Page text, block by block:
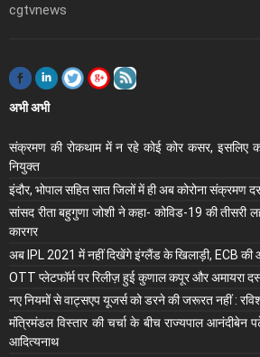
cgtvnews
अभी अभी
संक्रमण की रोकथाम में न रहे कोई कोर कसर, इसलिए
नियुक्‍त
इंदौर, भोपाल सहित सात जिलों में ही अब कोरोना संक्रमण
सांसद रीता बहुगुणा जोशी ने कहा- कोविड-19 की
कारगर
अब IPL 2021 में नहीं दिखेंगे इंग्लैंड के खिलाड़ी, ECB
OTT प्लेटफॉर्म पर रिलीज़ हुई कुणाल कपूर और अमायरा
नए नियमों से वाट्सएप यूजर्स को डरने की जरूरत नहीं :
मंंत्रिमंडल विस्तार की चर्चा के बीच राज्यपाल आनंदीबेन
आदित्यनाथ